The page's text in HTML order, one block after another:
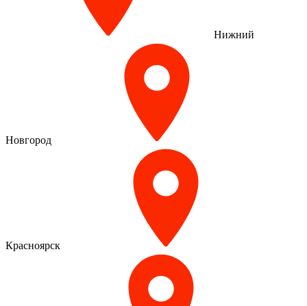
Нижний
Новгород
Красноярск